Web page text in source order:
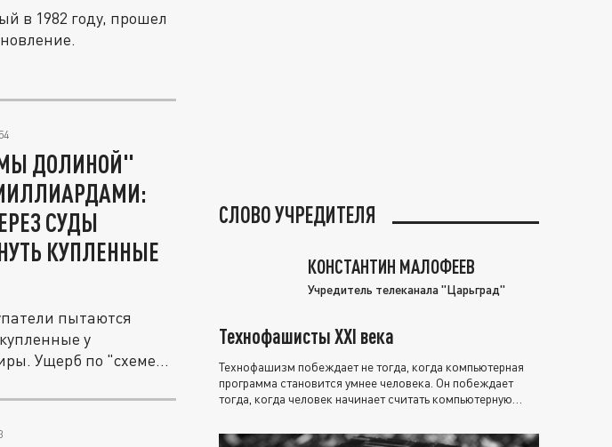
в 1982 году, прошел
ДОЛИНОЙ"
СУДЫ
КУПЛЕННЫЕ
пытаются
у
Ущерб по "схеме
СЛОВО УЧРЕДИТЕЛЯ
КОНСТАНТИН МАЛОФЕЕВ
Учредитель телеканала "Царьград"
Технофашисты XXI века
Технофашизм побеждает не тогда, когда компьютерная
программа становится умнее человека. Он побеждает
тогда, когда человек начинает считать компьютерную